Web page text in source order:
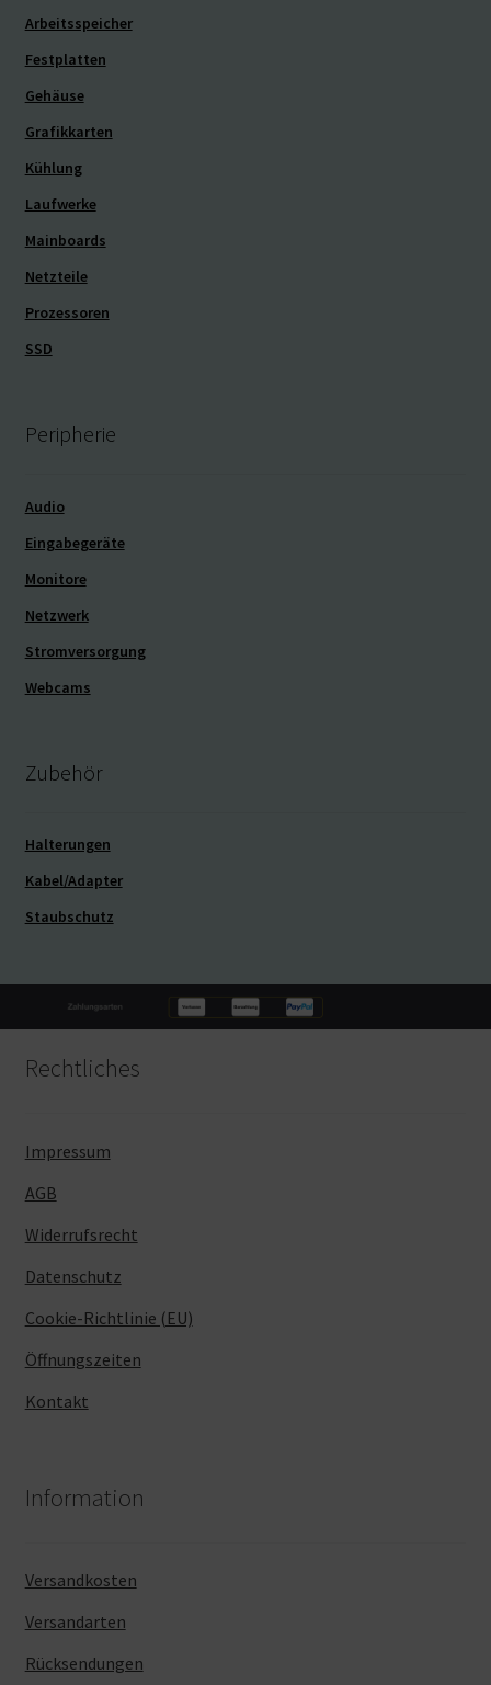
Arbeitsspeicher
Festplatten
Gehäuse
Grafikkarten
Kühlung
Laufwerke
Mainboards
Netzteile
Prozessoren
SSD
Peripherie
Audio
Eingabegeräte
Monitore
Netzwerk
Stromversorgung
Webcams
Zubehör
Halterungen
Kabel/Adapter
Staubschutz
Rechtliches
Impressum
AGB
Widerrufsrecht
Datenschutz
Cookie-Richtlinie (EU)
Öffnungszeiten
Kontakt
Information
Versandkosten
Versandarten
Rücksendungen